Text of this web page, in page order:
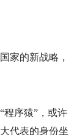
家的新战略，
程序猿”，或许
代表的身份坐